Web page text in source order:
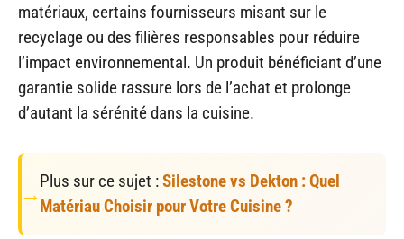
matériaux, certains fournisseurs misant sur le
recyclage ou des filières responsables pour réduire
l’impact environnemental. Un produit bénéficiant d’une
garantie solide rassure lors de l’achat et prolonge
d’autant la sérénité dans la cuisine.
Plus sur ce sujet :Silestone vs Dekton : Quel
Matériau Choisir pour Votre Cuisine ?